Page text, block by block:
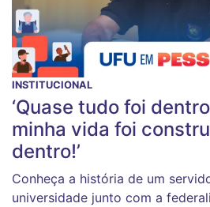
INSTITUCIONAL
‘Quase tudo foi
minha vida foi
dentro!’
Conheça a história de um
universidade junto com a